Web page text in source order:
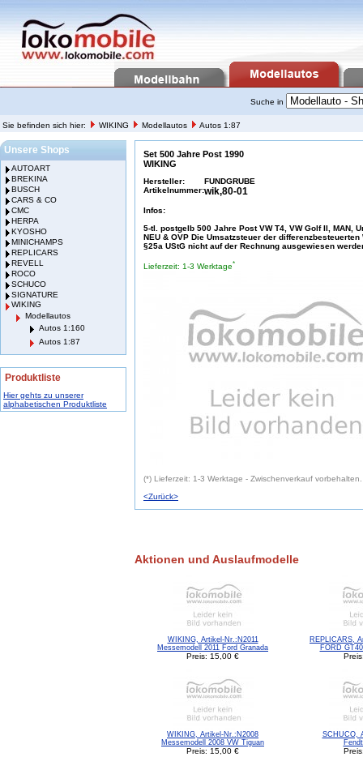
Suche in
Sie befinden sich hier: WIKING Modellautos Autos 1:87
Unsere Shops
AUTOART
BREKINA
BUSCH
CARS & CO
CMC
HERPA
KYOSHO
MINICHAMPS
REPLICARS
REVELL
ROCO
SCHUCO
SIGNATURE
WIKING
Modellautos
Autos 1:160
Autos 1:87
Produktliste
Hier gehts zu unserer
alphabetischen Produktliste
Set 500 Jahre Post 1990
WIKING
Hersteller:
FUNDGRUBE
Artikelnummer:wik,80-01
Infos:
5-tl. postgelb 500 Jahre Post VW T4, VW Golf II, MAN,
NEU & OVP Die Umsatzsteuer der differenzbesteuerten
§25a UStG nicht auf der Rechnung ausgewiesen
Lieferzeit: 1-3 Werktage*
(*) Lieferzeit: 1-3 Werktage - Zwischenverkauf vorbehalten.
<Zurück>
Aktionen und Auslaufmodelle
WIKING, Artikel-Nr.:N2011
Messemodell 2011 Ford Granada
Preis: 15,00 €
REPLICARS,
FORD
WIKING, Artikel-Nr.:N2008
Messemodell 2008 VW Tiguan
Preis: 15,00 €
SCHUCO,